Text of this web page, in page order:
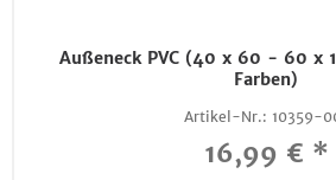
Außeneck PVC (40 x 60 - 60 x
Farben)
Artikel-Nr.: 10359-
16,99 € *